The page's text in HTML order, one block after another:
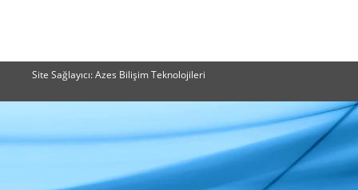
Site Sağlayıcı: Azes Bilişim Teknolojileri